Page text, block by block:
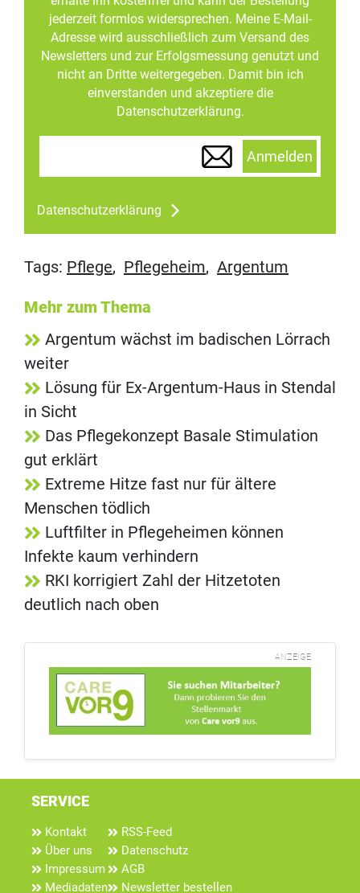
jederzeit formlos widersprechen. Meine E-Mail-
Adresse wird ausschließlich zum Versand des
Newsletters und zur Erfolgsmessung genutzt und
nicht an Dritte weitergegeben. Damit bin ich
einverstanden und akzeptiere die
Datenschutzerklärung.
Anmelden
Datenschutzerklärung
Tags: Pflege, Pflegeheim, Argentum
Mehr zum Thema
Argentum wächst im badischen Lörrach
weiter
Lösung für Ex-Argentum-Haus in Stendal
in Sicht
Das Pflegekonzept Basale Stimulation
gut erklärt
Extreme Hitze fast nur für ältere
Menschen tödlich
Luftfilter in Pflegeheimen können
Infekte kaum verhindern
RKI korrigiert Zahl der Hitzetoten
deutlich nach oben
ANZEIGE
SERVICE
Kontakt
Über uns
Impressum
Mediadaten
RSS-Feed
Datenschutz
AGB
Newsletter bestellen